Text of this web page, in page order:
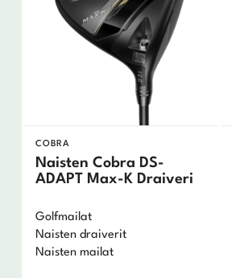
COBRA
Naisten Cobra DS-
ADAPT Max-K Draiveri
Golfmailat
Naisten draiverit
Naisten mailat